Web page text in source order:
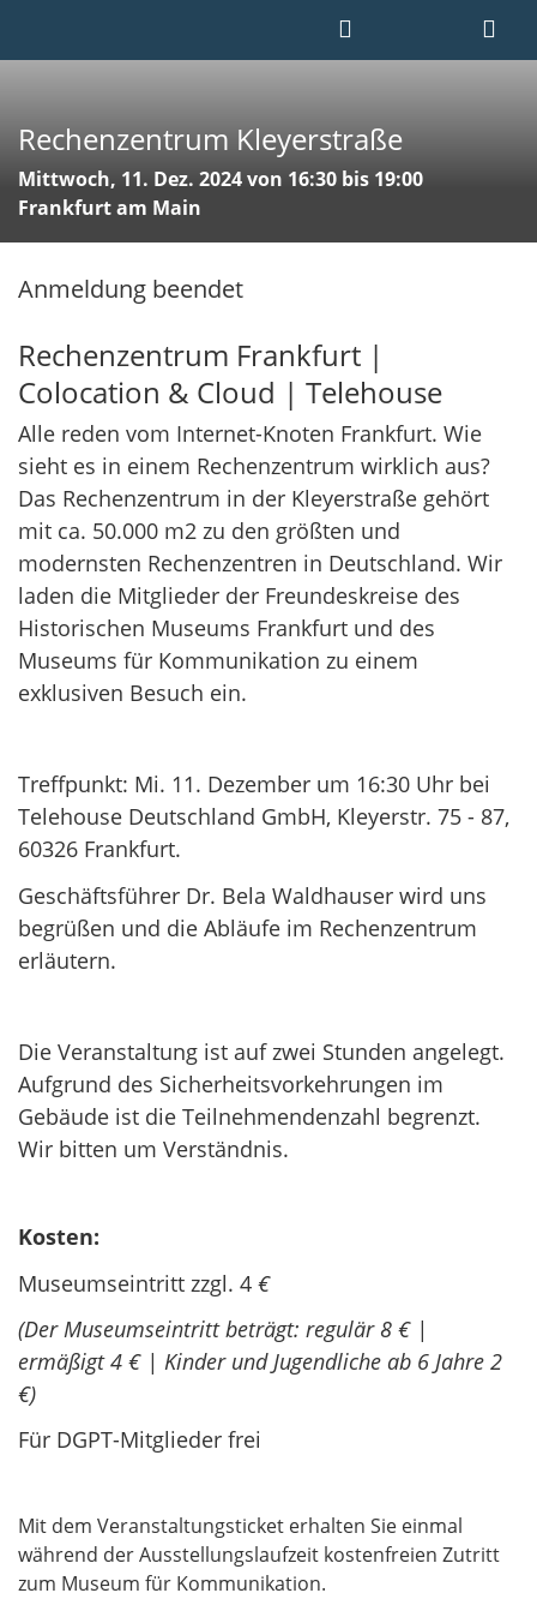
Rechenzentrum Kleyerstraße
Mittwoch, 11. Dez. 2024 von 16:30 bis 19:00
Frankfurt am Main
Anmeldung beendet
Rechenzentrum Frankfurt |
Colocation & Cloud | Telehouse
Alle reden vom Internet-Knoten Frankfurt. Wie
sieht es in einem Rechenzentrum wirklich aus?
Das Rechenzentrum in der Kleyerstraße gehört
mit ca. 50.000 m2 zu den größten und
modernsten Rechenzentren in Deutschland. Wir
laden die Mitglieder der Freundeskreise des
Historischen Museums Frankfurt und des
Museums für Kommunikation zu einem
exklusiven Besuch ein.
Treffpunkt: Mi. 11. Dezember um 16:30 Uhr bei
Telehouse Deutschland GmbH, Kleyerstr. 75 - 87,
60326 Frankfurt.
Geschäftsführer Dr. Bela Waldhauser wird uns
begrüßen und die Abläufe im Rechenzentrum
erläutern.
Die Veranstaltung ist auf zwei Stunden angelegt.
Aufgrund des Sicherheitsvorkehrungen im
Gebäude ist die Teilnehmendenzahl begrenzt.
Wir bitten um Verständnis.
Kosten:
Museumseintritt zzgl. 4 €
(Der Museumseintritt beträgt: regulär 8 € |
ermäßigt 4 € | Kinder und Jugendliche ab 6 Jahre 2
€)
Für DGPT-Mitglieder frei
Mit dem Veranstaltungsticket erhalten Sie einmal
während der Ausstellungslaufzeit kostenfreien Zutritt
zum Museum für Kommunikation.